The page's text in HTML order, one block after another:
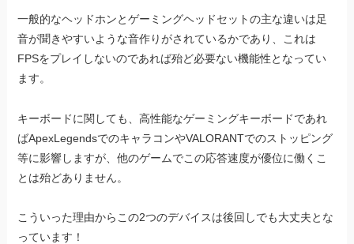
一般的なヘッドホンとゲーミングヘッドセットの主な違いは足
音が聞きやすいような音作りがされているかであり、これは
FPSをプレイしないのであれば殆ど必要ない機能性となってい
ます。
キーボードに関しても、高性能なゲーミングキーボードであれ
ばApexLegendsでのキャラコンやVALORANTでのストッピング
等に影響しますが、他のゲームでこの応答速度が優位に働くこ
とは殆どありません。
こういった理由からこの2つのデバイスは後回しでも大丈夫とな
っています！